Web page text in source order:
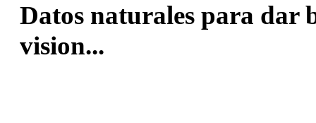
Datos naturales para dar
vision...